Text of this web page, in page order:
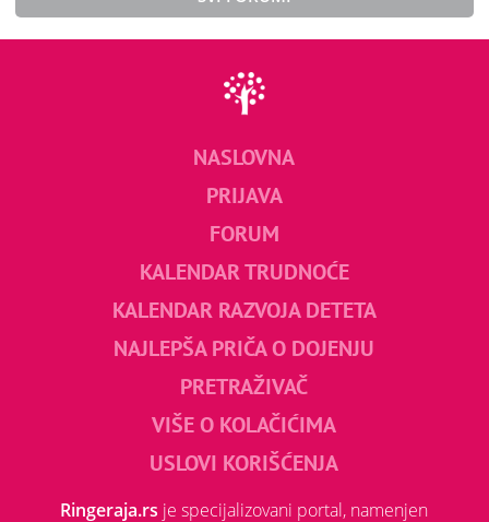
NASLOVNA
PRIJAVA
FORUM
KALENDAR TRUDNOĆE
KALENDAR RAZVOJA DETETA
NAJLEPŠA PRIČA O DOJENJU
PRETRAŽIVAČ
VIŠE O KOLAČIĆIMA
USLOVI KORIŠĆENJA
Ringeraja.rs je specijalizovani portal, namenjen